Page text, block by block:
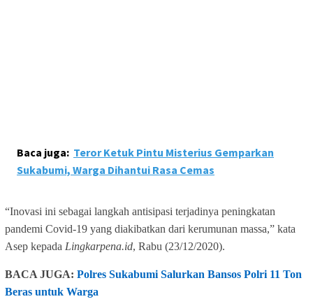
Baca juga: Teror Ketuk Pintu Misterius Gemparkan
Sukabumi, Warga Dihantui Rasa Cemas
“Inovasi ini sebagai langkah antisipasi terjadinya peningkatan
pandemi Covid-19 yang diakibatkan dari kerumunan massa,” kata
Asep kepada Lingkarpena.id, Rabu (23/12/2020).
BACA JUGA: Polres Sukabumi Salurkan Bansos Polri 11 Ton
Beras untuk Warga